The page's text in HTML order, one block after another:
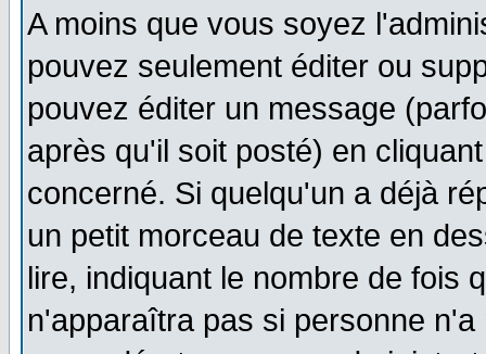
A moins que vous soyez
pouvez seulement éditer ou
pouvez éditer un message
après qu'il soit posté) en
concerné. Si quelqu'un a déjà
un petit morceau de texte en
lire, indiquant le nombre de fois
n'apparaîtra pas si personne